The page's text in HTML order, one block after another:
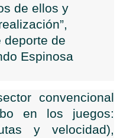
de ellos y
deporte de
Espinosa
convencional
en los juegos:
y velocidad),